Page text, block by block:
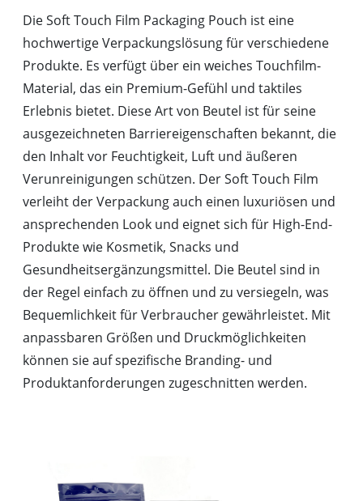
Die Soft Touch Film Packaging Pouch ist eine
hochwertige Verpackungslösung für verschiedene
Produkte. Es verfügt über ein weiches Touchfilm-
Material, das ein Premium-Gefühl und taktiles
Erlebnis bietet. Diese Art von Beutel ist für seine
ausgezeichneten Barriereigenschaften bekannt, die
den Inhalt vor Feuchtigkeit, Luft und äußeren
Verunreinigungen schützen. Der Soft Touch Film
verleiht der Verpackung auch einen luxuriösen und
ansprechenden Look und eignet sich für High-End-
Produkte wie Kosmetik, Snacks und
Gesundheitsergänzungsmittel. Die Beutel sind in
der Regel einfach zu öffnen und zu versiegeln, was
Bequemlichkeit für Verbraucher gewährleistet. Mit
anpassbaren Größen und Druckmöglichkeiten
können sie auf spezifische Branding- und
Produktanforderungen zugeschnitten werden.